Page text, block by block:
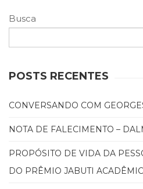
Espiritualidade,
Filosofia
Sem
(0)
(22)
Temas
africanos
(30)
Busca
POSTS RECENTES
CONVERSANDO COM
NOTA DE FALECIMENTO –
PROPÓSITO DE VIDA DA
DO PRÊMIO JABUTI